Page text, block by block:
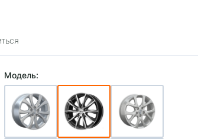
Модель: